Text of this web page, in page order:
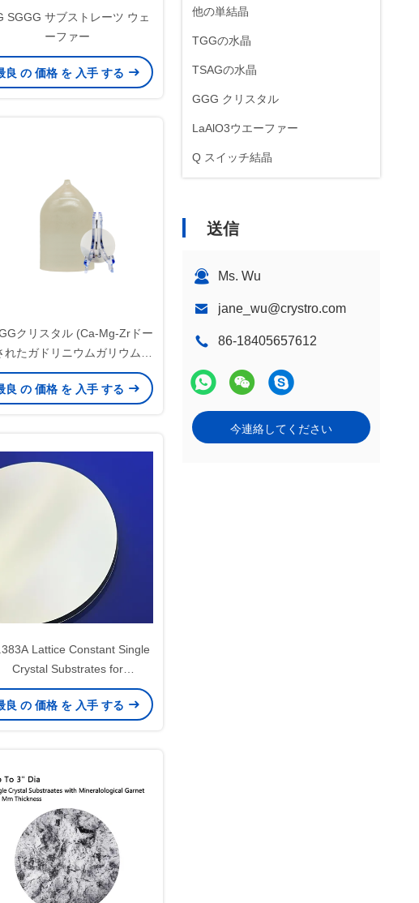
他の単結晶
TGGの水晶
TSAGの水晶
GGG クリスタル
LaAlO3ウエーファー
Q スイッチ結晶
送信
Ms. Wu
jane_wu@crystro.com
86-18405657612
今連絡してください
SGGG サブストレーツ ウェ
ーファー
良 の 価格 を 入手 する
クリスタル (Ca-Mg-Zrドー
れたガドリニウムガリウムガ
ット),ビスムスの鉄ガーネッ
薄膜の上軸生長に特別に使用
良 の 価格 を 入手 する
Lattice Constant Single
Crystal Substrates for
Round Applications Up To
3'' Dia
良 の 価格 を 入手 する